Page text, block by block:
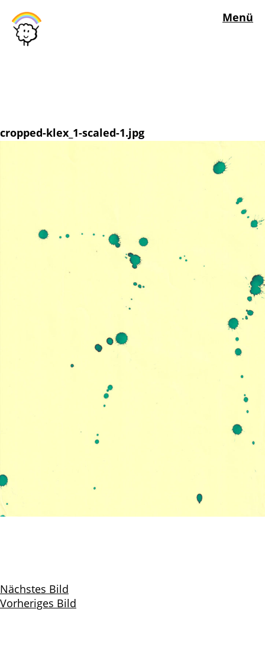
Menü
cropped-klex_1-scaled-1.jpg
Nächstes Bild
Vorheriges Bild